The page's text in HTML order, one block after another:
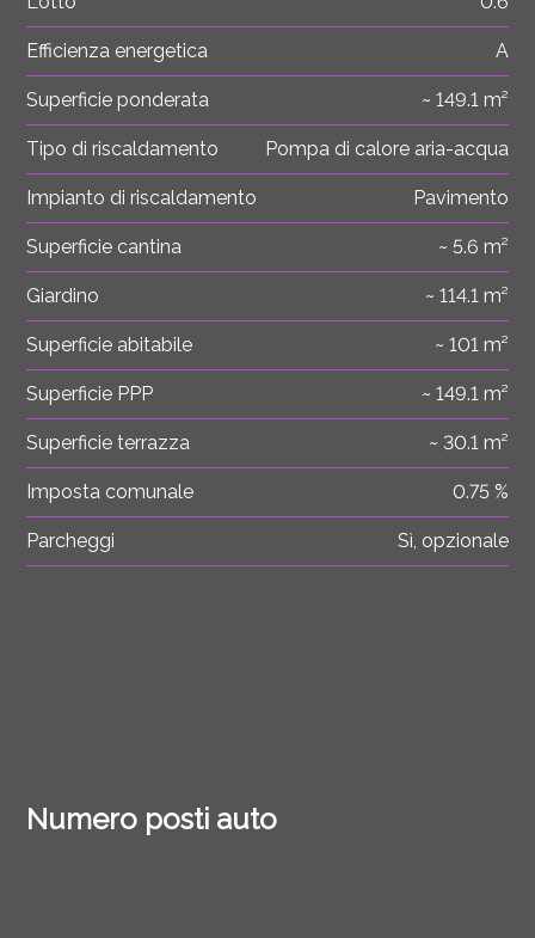
Efficienza energetica A
Superficie ponderata ~ 149.1 m²
Tipo di riscaldamento Pompa di calore aria-acqua
Impianto di riscaldamento Pavimento
Superficie cantina ~ 5.6 m²
Giardino ~ 114.1 m²
Superficie abitabile ~ 101 m²
Superficie PPP ~ 149.1 m²
Superficie terrazza ~ 30.1 m²
Imposta comunale 0.75 %
Parcheggi Sì, opzionale
Numero posti auto